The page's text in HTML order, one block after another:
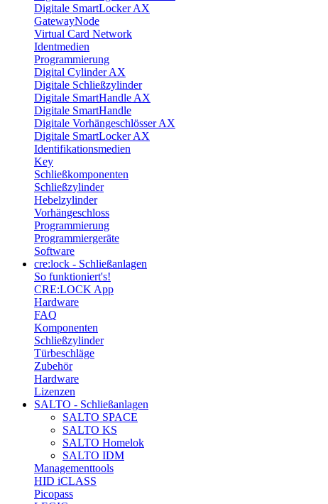
Digitale SmartLocker AX
GatewayNode
Virtual Card Network
Identmedien
Programmierung
Digital Cylinder AX
Digitale Schließzylinder
Digitale SmartHandle AX
Digitale SmartHandle
Digitale Vorhängeschlösser AX
Digitale SmartLocker AX
Identifikationsmedien
Key
Schließkomponenten
Schließzylinder
Hebelzylinder
Vorhängeschloss
Programmierung
Programmiergeräte
Software
cre:lock - Schließanlagen
So funktioniert's!
CRE:LOCK App
Hardware
FAQ
Komponenten
Schließzylinder
Türbeschläge
Zubehör
Hardware
Lizenzen
SALTO - Schließanlagen
SALTO SPACE
SALTO KS
SALTO Homelok
SALTO IDM
Managementtools
HID iCLASS
Picopass